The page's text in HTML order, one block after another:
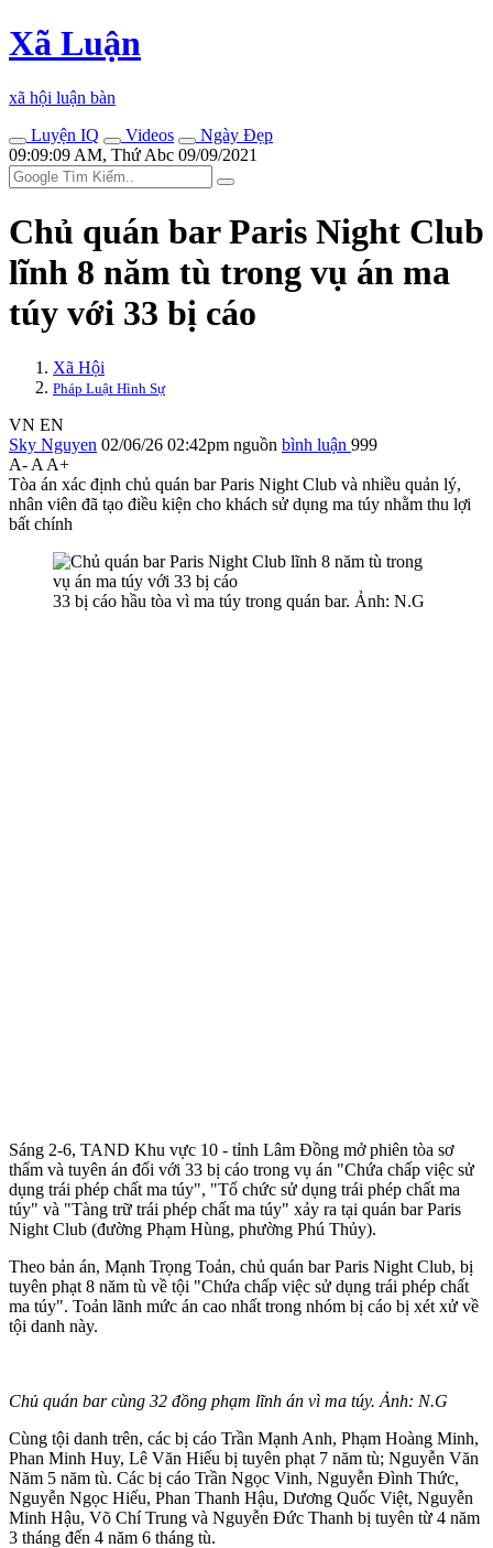
Xã Luận
xã hội luận bàn
Luyện IQ
Videos
Ngày Đẹp
09:09:09 AM, Thứ Abc 09/09/2021
Chủ quán bar Paris Night Club
lĩnh 8 năm tù trong vụ án m‌a
tú‌y với 33 bị cáo
Xã Hội
Pháp Luật Hình Sự
VN EN
Sky Nguyen 02/06/26 02:42pm nguồn bình luận 999
A- A A+
Tòa án xác định chủ quán bar Paris Night Club và nhiều quản lý,
nhân viên đã tạo điều kiện cho khách sử dụng m‌a tú‌y nhằm thu lợi
bất chính
33 bị cáo hầu tòa vì m‌a tú‌y trong quán bar. Ảnh: N.G
Sáng 2-6, TAND Khu vực 10 - tỉnh Lâm Đồng mở phiên tòa sơ
thẩm và tuyên án đối với 33 bị cáo trong vụ án "Chứa chấp việc sử
dụng trái phép chất m‌a tú‌y", "Tổ chức sử dụng trái phép chất m‌a
tú‌y" và "Tàng trữ trái phép chất m‌a tú‌y" xảy ra tại quán bar Paris
Night Club (đường Phạm Hùng, phường Phú Thủy).
Theo bản án, Mạnh Trọng Toản, chủ quán bar Paris Night Club, bị
tuyên phạt 8 năm tù về tội "Chứa chấp việc sử dụng trái phép chất
m‌a tú‌y". Toản lãnh mức án cao nhất trong nhóm bị cáo bị xét xử về
tội danh này.
Chủ quán bar cùng 32 đồng phạm lĩnh án vì m‌a tú‌y. Ảnh: N.G
Cùng tội danh trên, các bị cáo Trần Mạnh Anh, Phạm Hoàng Minh,
Phan Minh Huy, Lê Văn Hiếu bị tuyên phạt 7 năm tù; Nguyễn Văn
Năm 5 năm tù. Các bị cáo Trần Ngọc Vinh, Nguyễn Đình Thức,
Nguyễn Ngọc Hiếu, Phan Thanh Hậu, Dương Quốc Việt, Nguyễn
Minh Hậu, Võ Chí Trung và Nguyễn Đức Thanh bị tuyên từ 4 năm
3 tháng đến 4 năm 6 tháng tù.